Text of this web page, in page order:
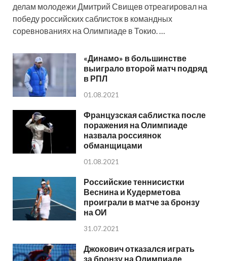
делам молодежи Дмитрий Свищев отреагировал на
победу российских саблисток в командных
соревнованиях на Олимпиаде в Токио. …
«Динамо» в большинстве
выиграло второй матч подряд
в РПЛ
01.08.2021
Французская саблистка после
поражения на Олимпиаде
назвала россиянок
обманщицами
01.08.2021
Российские теннисистки
Веснина и Кудерметова
проиграли в матче за бронзу
на ОИ
31.07.2021
Джокович отказался играть
за бронзу на Олимпиаде